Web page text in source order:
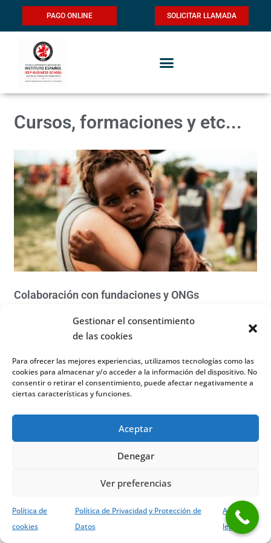
Gestionar el consentimiento
de las cookies
Para ofrecer las mejores experiencias, utilizamos tecnologías como las
cookies para almacenar y/o acceder a la información del dispositivo. No
consentir o retirar el consentimiento, puede afectar negativamente a
ciertas características y funciones.
Aceptar
Denegar
Ver preferencias
Política de
cookies
Política de Privacidad y Protección de
Datos
Aviso
legal
SOLICITAR LLAMADA
PAGO ONLINE
Cursos, formaciones y etc...
Colaboración con fundaciones y ONGs
En IEEF colaboramos con fundaciones y ONGs, que nos permiten
aportar nuestro granito de arena ayudando a personas en riesgo
un puesto de trabajo.
Read More »